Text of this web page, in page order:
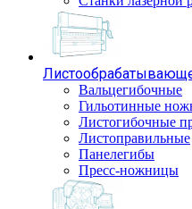
Вальцегибочные
Гильотинные
Листогибочные
Листоправильные
Панелегибы
Пресс-ножницы